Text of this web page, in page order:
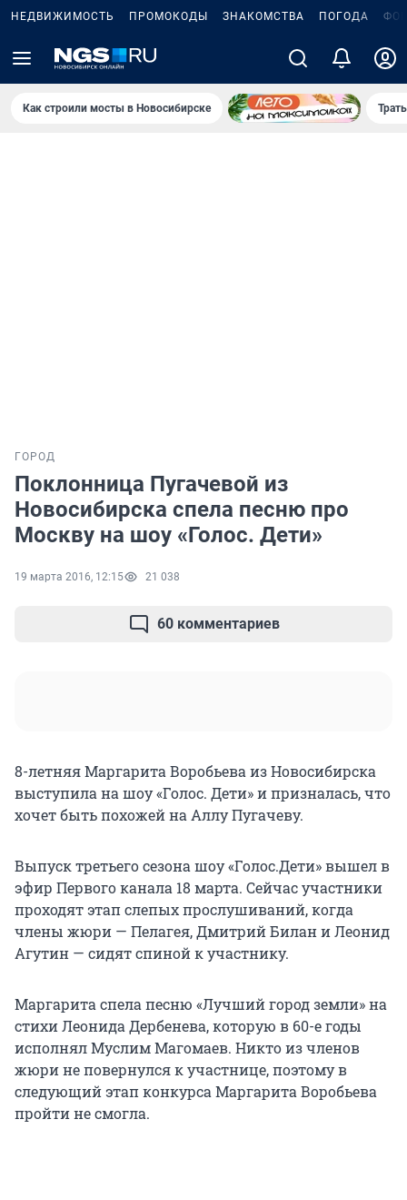
НЕДВИЖИМОСТЬ ПРОМОКОДЫ ЗНАКОМСТВА ПОГОДА
Как строили мосты в Новосибирске
ГОРОД
Поклонница Пугачевой из
Новосибирска спела песню про
Москву на шоу «Голос. Дети»
19 марта 2016, 12:15 21 038
60 комментариев
8-летняя Маргарита Воробьева из Новосибирска
выступила на шоу «Голос. Дети» и призналась, что
хочет быть похожей на Аллу Пугачеву.
Выпуск третьего сезона шоу «Голос.Дети» вышел в
эфир Первого канала 18 марта. Сейчас участники
проходят этап слепых прослушиваний, когда
члены жюри — Пелагея, Дмитрий Билан и Леонид
Агутин — сидят спиной к участнику.
Маргарита спела песню «Лучший город земли» на
стихи Леонида Дербенева, которую в 60-е годы
исполнял Муслим Магомаев. Никто из членов
жюри не повернулся к участнице, поэтому в
следующий этап конкурса Маргарита Воробьева
пройти не смогла.